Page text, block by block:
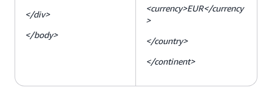
</div>
</body>
<currency>EUR</currency
>
</country>
</continent>